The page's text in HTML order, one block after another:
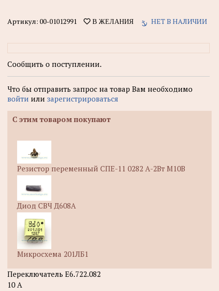
Артикул: 00-01012991 В ЖЕЛАНИЯ НЕТ В НАЛИЧИИ
Сообщить о поступлении.
Что бы отправить запрос на товар Вам необходимо
войти или зарегистрироваться
С этим товаром покупают
Резистор переменный СПЕ-11 0282 А-2Вт М10В
Диод СВЧ Д608А
Микросхема 201ЛБ1
Переключатель Е6.722.082
10 А